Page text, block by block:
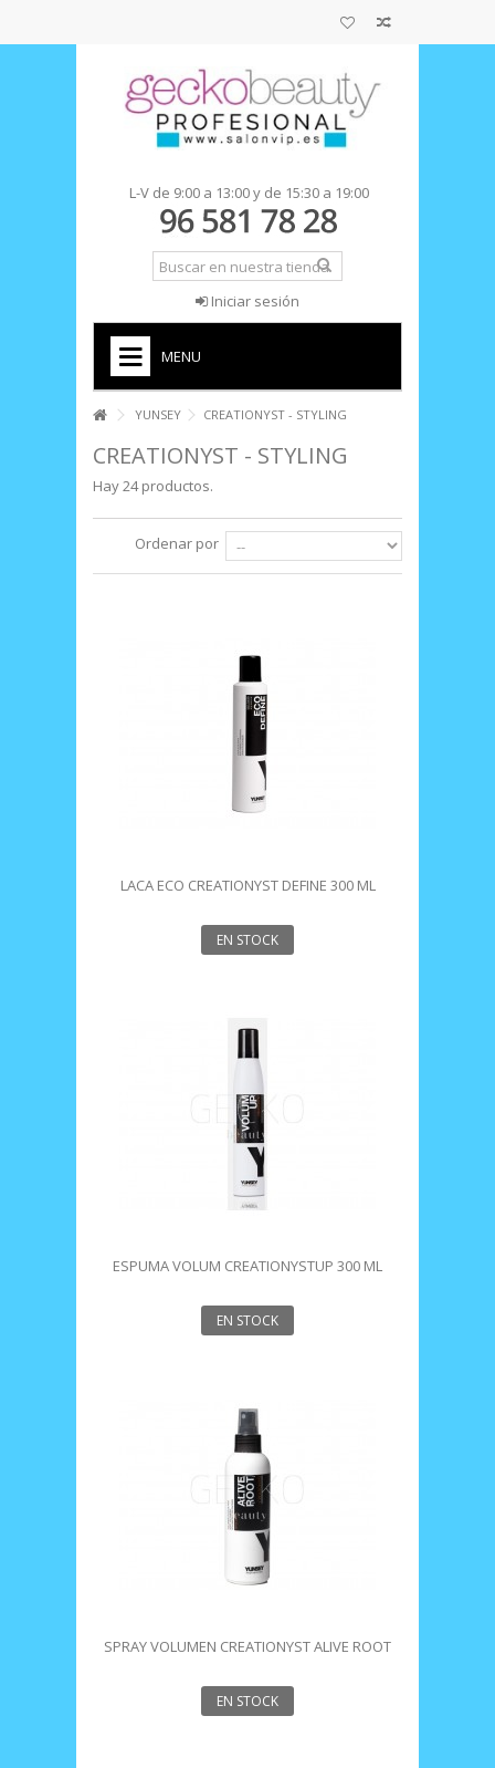
L-V de 9:00 a 13:00 y de 15:30 a 19:00
Iniciar sesión
MENU
INICIO YUNSEY CREATIONYST - STYLING
CREATIONYST - STYLING
Hay 24 productos.
Ordenar por
LACA ECO CREATIONYST DEFINE 300 ML
EN STOCK
ESPUMA VOLUM CREATIONYSTUP 300 ML
EN STOCK
SPRAY VOLUMEN CREATIONYST ALIVE ROOT
EN STOCK